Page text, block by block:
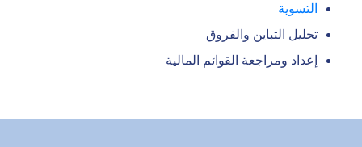
التسوية
تحليل التباين والفروق
إعداد ومراجعة القوائم المالية